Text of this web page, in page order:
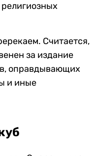
религиозных
Считается,
за издание
оправдывающих
и иные